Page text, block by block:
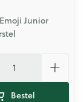
Junior
Bestel